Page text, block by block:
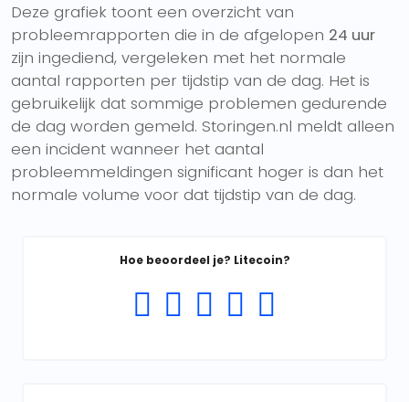
Deze grafiek toont een overzicht van
probleemrapporten die in de afgelopen 24 uur
zijn ingediend, vergeleken met het normale
aantal rapporten per tijdstip van de dag. Het is
gebruikelijk dat sommige problemen gedurende
de dag worden gemeld. Storingen.nl meldt alleen
een incident wanneer het aantal
probleemmeldingen significant hoger is dan het
normale volume voor dat tijdstip van de dag.
Hoe beoordeel je? Litecoin?